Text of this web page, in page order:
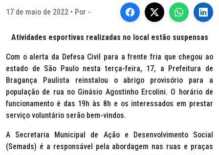
17 de maio de 2022 • Por -
Atividades esportivas realizadas no local estão suspensas
Com o alerta da Defesa Civil para a frente fria que chegou ao
estado de São Paulo nesta terça-feira, 17, a Prefeitura de
Bragança Paulista reinstalou o abrigo provisório para a
população de rua no Ginásio Agostinho Ercolini. O horário de
funcionamento é das 19h às 8h e os interessados em prestar
serviço voluntário serão bem-vindos.
A Secretaria Municipal de Ação e Desenvolvimento Social
(Semads) é a responsável pela abordagem nas ruas e praças